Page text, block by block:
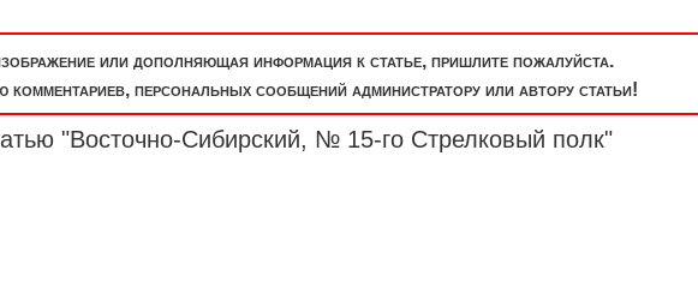
или дополняющая информация к статье, пришлите пожалуйста.
персональных сообщений администратору или автору статьи!
"Восточно-Сибирский, № 15-го Стрелковый полк"